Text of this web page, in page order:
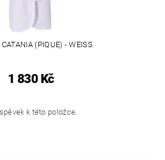
(PIQUE) - WEISS
1 830 Kč
k této položce.